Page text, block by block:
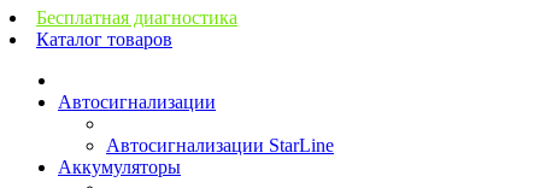
Бесплатная диагностика
Каталог товаров
Автосигнализации
Автосигнализации StarLine
Аккумуляторы